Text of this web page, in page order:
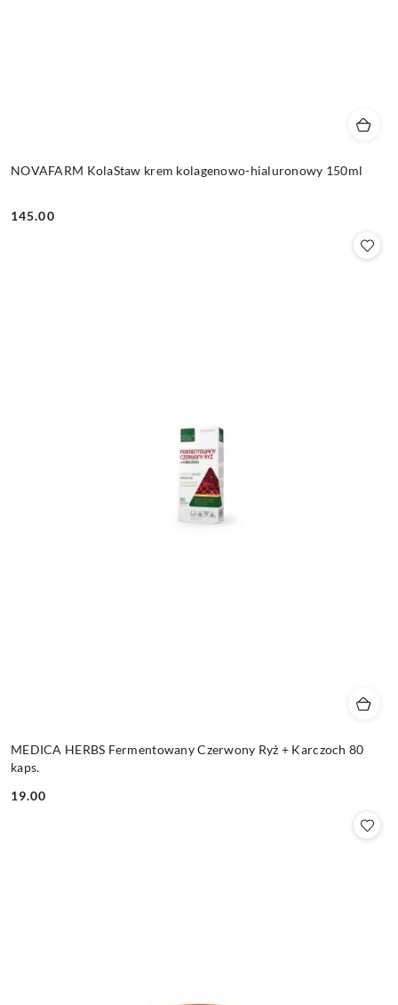
NOVAFARM KolaStaw krem kolagenowo-hialuronowy 150ml
Cena:
145.00
MEDICA HERBS Fermentowany Czerwony Ryż + Karczoch 80
kaps.
Cena:
19.00